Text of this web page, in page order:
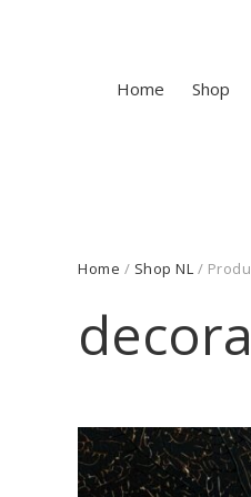
Home Shop
Home / Shop NL /